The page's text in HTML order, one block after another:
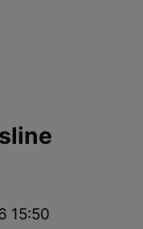
15:50